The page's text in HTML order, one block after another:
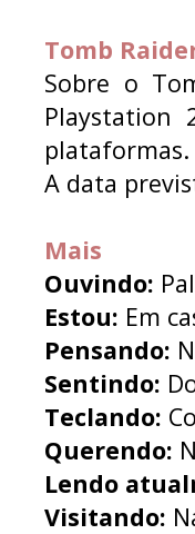
Tomb
Sobre o
Playstation
A data
Mais
Ouvindo:
Estou: Em
Pensando:
Sentindo:
Teclando:
Querendo:
Lendo
Visitando: